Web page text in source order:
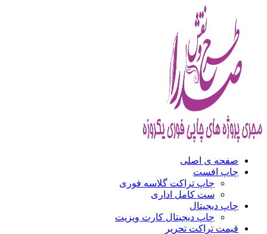
صفحه ی اصلی
چاپ افست
چاپ تراکت گلاسه فوری
ست کامل اداری
چاپ دیجیتال
چاپ دیجیتال کارت ویزیت
قیمت تراکت تحریر